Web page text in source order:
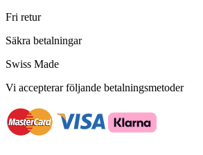
Fri retur
Säkra betalningar
Swiss Made
Vi accepterar följande betalningsmetoder